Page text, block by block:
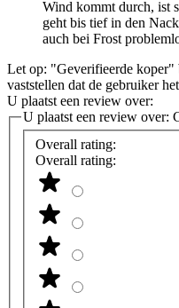
Wind kommt durch, ist
geht bis tief in den
auch bei Frost
Let op: "Geverifieerde koper"
vaststellen dat de gebruiker
U plaatst een review over:
U plaatst een review over:
Overall rating:
Overall rating: